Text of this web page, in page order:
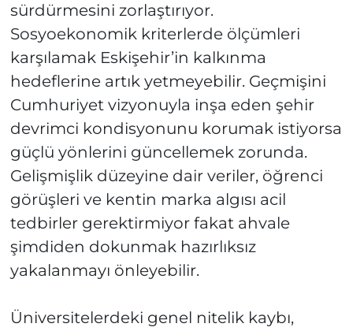
sürdürmesini zorlaştırıyor.
Sosyoekonomik kriterlerde ölçümleri
karşılamak Eskişehir’in kalkınma
hedeflerine artık yetmeyebilir. Geçmişini
Cumhuriyet vizyonuyla inşa eden şehir
devrimci kondisyonunu korumak istiyorsa
güçlü yönlerini güncellemek zorunda.
Gelişmişlik düzeyine dair veriler, öğrenci
görüşleri ve kentin marka algısı acil
tedbirler gerektirmiyor fakat ahvale
şimdiden dokunmak hazırlıksız
yakalanmayı önleyebilir.
Üniversitelerdeki genel nitelik kaybı,